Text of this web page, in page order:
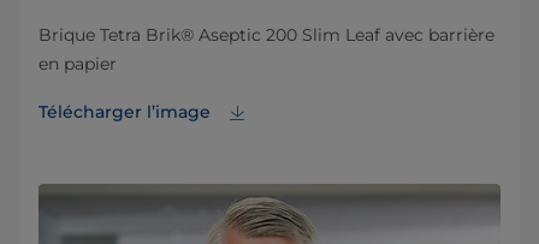
Brique Tetra Brik® Aseptic 200 Slim Leaf avec barrière
en papier
Télécharger l’image